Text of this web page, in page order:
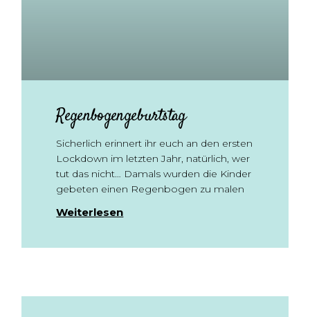
Regenbogengeburtstag
Sicherlich erinnert ihr euch an den ersten
Lockdown im letzten Jahr, natürlich, wer
tut das nicht… Damals wurden die Kinder
gebeten einen Regenbogen zu malen
Weiterlesen